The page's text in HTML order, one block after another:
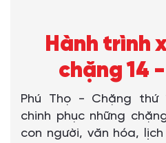
Hành trình
chặng 14
Phú Thọ - Chặng thứ
chinh phục những
con người, văn hóa,